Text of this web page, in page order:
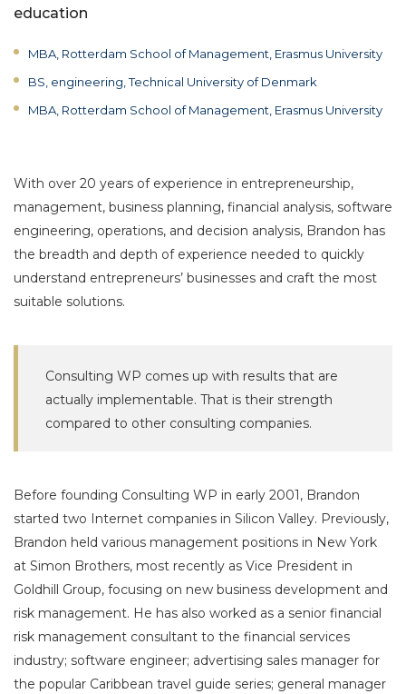
education
MBA, Rotterdam School of Management, Erasmus University
BS, engineering, Technical University of Denmark
MBA, Rotterdam School of Management, Erasmus University
With over 20 years of experience in entrepreneurship,
management, business planning, financial analysis, software
engineering, operations, and decision analysis, Brandon has
the breadth and depth of experience needed to quickly
understand entrepreneurs’ businesses and craft the most
suitable solutions.
Consulting WP comes up with results that are
actually implementable. That is their strength
compared to other consulting companies.
Before founding Consulting WP in early 2001, Brandon
started two Internet companies in Silicon Valley. Previously,
Brandon held various management positions in New York
at Simon Brothers, most recently as Vice President in
Goldhill Group, focusing on new business development and
risk management. He has also worked as a senior financial
risk management consultant to the financial services
industry; software engineer; advertising sales manager for
the popular Caribbean travel guide series; general manager